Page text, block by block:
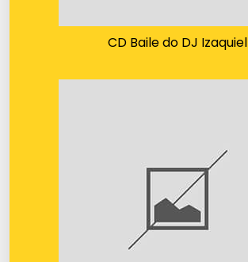
CD Baile do DJ Izaquiel